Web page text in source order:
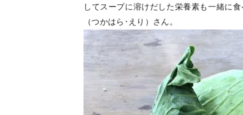
してスープに溶けだした栄養素も一緒に
（つかはら･えり）さん。